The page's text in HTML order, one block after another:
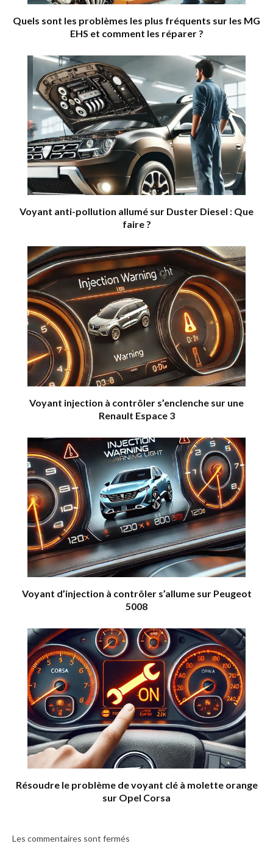
Quels sont les problèmes les plus fréquents sur les MG
EHS et comment les réparer ?
Voyant anti-pollution allumé sur Duster Diesel : Que
faire ?
Voyant injection à contrôler s’enclenche sur une
Renault Espace 3
Voyant d’injection à contrôler s’allume sur Peugeot
5008
Résoudre le problème de voyant clé à molette orange
sur Opel Corsa
Les commentaires sont fermés